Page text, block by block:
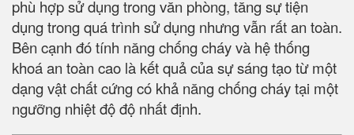
phù hợp sử dụng trong văn phòng, tăng sự tiện
dụng trong quá trình sử dụng nhưng vẫn rất an toàn.
Bên cạnh đó tính năng chống cháy và hệ thống
khoá an toàn cao là kết quả của sự sáng tạo từ một
dạng vật chất cứng có khả năng chống cháy tại một
ngưỡng nhiệt độ độ nhất định.